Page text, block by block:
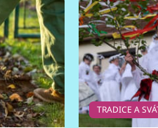
TRADICE A